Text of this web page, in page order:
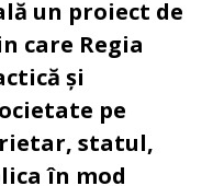
un proiect de
care Regia
și
pe
statul,
în mod